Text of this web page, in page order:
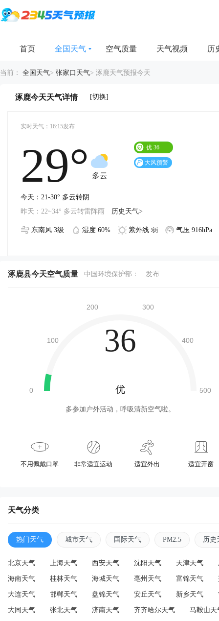
首页 全国天气 空气质量 天气视频 历
当前： 全国天气> 张家口天气> 涿鹿天气预报今天
涿鹿今天天气详情 [切换]
实时天气：16:15发布
29° 多云
优 36
大风预警
今天：21-30° 多云转阴
昨天：22~34° 多云转雷阵雨
历史天气>
东南风 3级 湿度 60% 紫外线 弱 气压 916hPa
涿鹿县今天空气质量 中国环境保护部： 发布
36
优
多参加户外活动，呼吸清新空气啦。
不用佩戴口罩 非常适宜运动 适宜外出 适宜开窗
天气分类
热门天气 城市天气 国际天气 PM2.5 历史
北京天气 上海天气 西安天气 沈阳天气 天津天气
海南天气 桂林天气 海城天气 亳州天气 富锦天气
大连天气 邯郸天气 盘锦天气 安丘天气 新乡天气
大同天气 张北天气 济南天气 齐齐哈尔天气 马鞍山天